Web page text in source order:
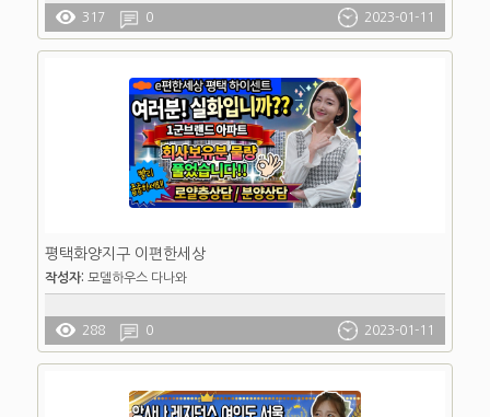
상세페이지/배너제작
317 0 2023-01-11
평택화양지구 이편한세상
작성자: 모델하우스 다나와
288 0 2023-01-11